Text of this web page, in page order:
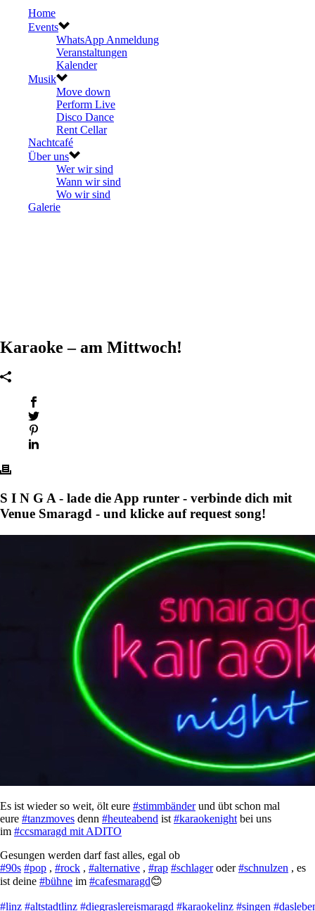
Home
Events
WhatsApp Anmeldung
Veranstaltungen
Kalender
Musik
Move down
Perform Live
Disco Dance
Rent Cellar
Nachtcafé
Über uns
Wer wir sind
Wann wir sind
Wo wir sind
Galerie
Karaoke – am Mittwoch!
S I N G A - lade die App runter - verbinde dich mit
Venue Smaragd - und klicke auf request song!
Es ist wieder so weit, ölt eure #stimmbänderund übt schon mal
eure #tanzmoves denn #heuteabend ist #karaokenight bei uns
im #ccsmaragd mit ADITO
Gesungen werden darf fast alles, egal ob
#90s #pop , #rock , #alternative , #rap #schlageroder#schnulzen , es
ist deine #bühne im #cafesmaragd😊
#linz #altstadtlinz #diegraslereismaragd #karaokelinz #singen